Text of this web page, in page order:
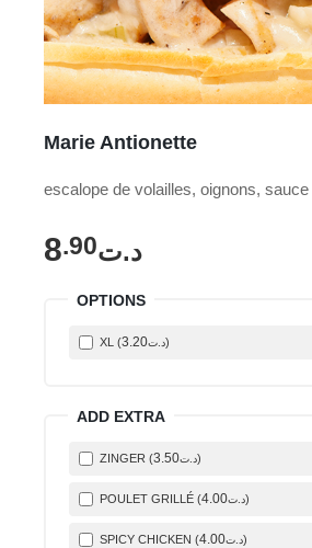
Marie Antionette
escalope de volailles, oignons,
د.ت 8.90
OPTIONS
XL ( د.ت 3.20 )
ADD EXTRA
ZINGER ( د.ت 3.50 )
POULET GRILLÉ ( د.ت 4.00 )
SPICY CHICKEN ( د.ت 4.00 )